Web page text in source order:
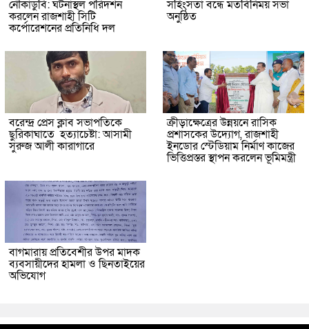
নৌকাডুবি: ঘটনাস্থল পরিদর্শন
করলেন রাজশাহী সিটি
কর্পোরেশনের প্রতিনিধি দল
সহিংসতা বন্ধে মতবিনিময় সভা
অনুষ্ঠিত
বরেন্দ্র প্রেস ক্লাব সভাপতিকে
ছুরিকাঘাতে হত্যাচেষ্টা: আসামী
সুরুজ আলী কারাগারে
ক্রীড়াক্ষেত্রের উন্নয়নে রাসিক
প্রশাসকের উদ্যোগ, রাজশাহী
ইনডোর স্টেডিয়াম নির্মাণ কাজের
ভিত্তিপ্রস্তর স্থাপন করলেন ভূমিমন্ত্রী
বাগমারায় প্রতিবেশীর উপর মাদক
ব্যবসায়ীদের হামলা ও ছিনতাইয়ের
অভিযোগ